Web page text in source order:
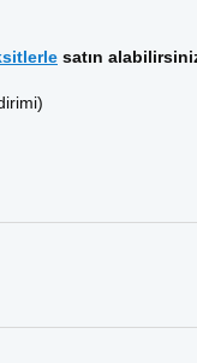
satın